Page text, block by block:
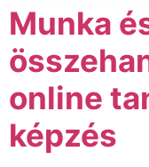
Munka
online
képzés